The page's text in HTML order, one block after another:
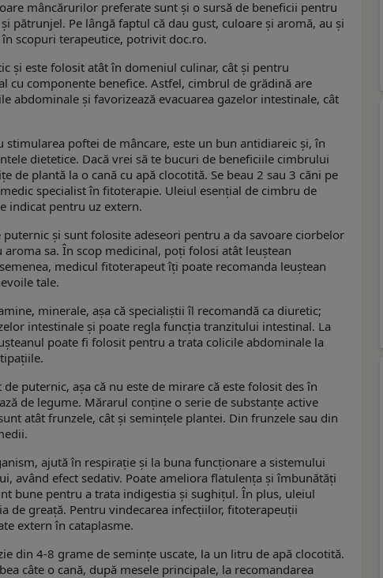
mâncărurilor preferate sunt și o sursă de beneficii pentru
pătrunjel. Pe lângă faptul că dau gust, culoare și aromă, au și
scopuri terapeutice, potrivit doc.ro.
și este folosit atât în domeniul culinar, cât și pentru
cu componente benefice. Astfel, cimbrul de grădină are
abdominale și favorizează evacuarea gazelor intestinale, cât
poftei de mâncare, este un bun antidiareic și, în
dietetice. Dacă vrei să te bucuri de beneficiile cimbrului
plantă la o cană cu apă clocotită. Se beau 2 sau 3 căni pe
specialist în fitoterapie. Uleiul esențial de cimbru de
indicat pentru uz extern.
și sunt folosite adeseori pentru a da savoare ciorbelor
sa. În scop medicinal, poți folosi atât leuștean
medicul fitoterapeut îți poate recomanda leuștean
tale.
minerale, așa că specialiștii îl recomandă ca diuretic;
intestinale și poate regla funcția tranzitului intestinal. La
poate fi folosit pentru a trata colicile abdominale la
puternic, așa că nu este de mirare că este folosit des în
de legume. Mărarul conține o serie de substanțe active
atât frunzele, cât și semințele plantei. Din frunzele sau din
ajută în respirație și la buna funcționare a sistemului
având efect sedativ. Poate ameliora flatulența și îmbunătăți
bune pentru a trata indigestia și sughițul. În plus, uleiul
de greață. Pentru vindecarea infecțiilor, fitoterapeuții
extern în cataplasme.
din 4-8 grame de semințe uscate, la un litru de apă clocotită.
câte o cană, după mesele principale, la recomandarea